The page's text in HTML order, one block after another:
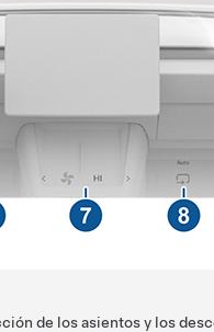
de los asientos y los